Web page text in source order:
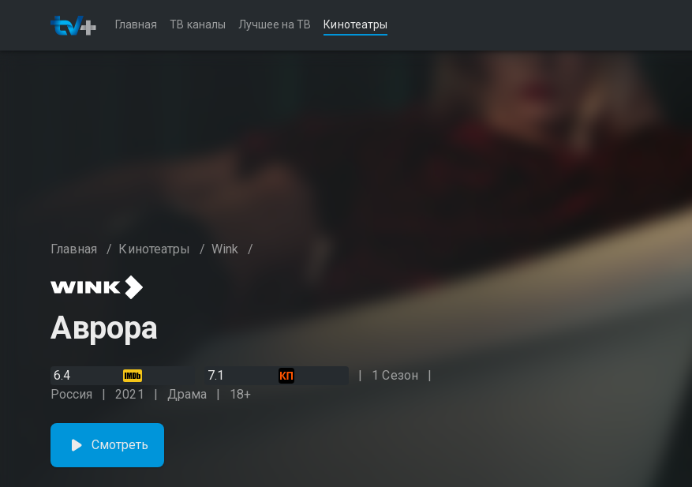
Главная ТВ каналы Лучшее на ТВ Кинотеатры
Главная / Кинотеатры / Wink /
Аврора
6.4 7.1
1 Сезон
Россия
2021 Драма 18+
Смотреть